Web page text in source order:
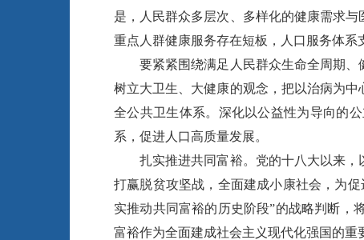
是，人民群众多层次、多样化的健康需求
重点人群健康服务存在短板，人口服务体系
要紧紧围绕满足人民群众生命全周期、
树立大卫生、大健康的观念，把以治病为
全公共卫生体系。深化以公益性为导向的
系，促进人口高质量发展。
扎实推进共同富裕。党的十八大以来，
打赢脱贫攻坚战，全面建成小康社会，为
实推动共同富裕的历史阶段”的战略判断，
富裕作为全面建成社会主义现代化强国的重